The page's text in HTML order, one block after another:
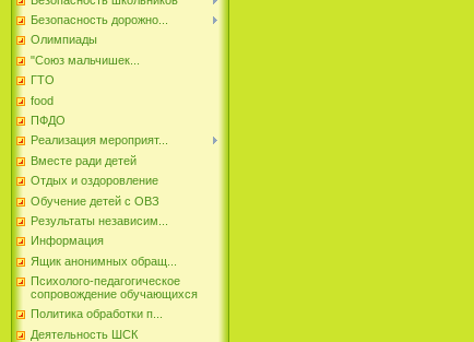
Безопасность дорожно...
Олимпиады
"Союз мальчишек...
ГТО
food
ПФДО
Реализация мероприят...
Вместе ради детей
Отдых и оздоровление
Обучение детей с ОВЗ
Результаты независим...
Информация
Ящик анонимных обращ...
Психолого-педагогическое
сопровождение обучающихся
Политика обработки п...
Деятельность ШСК